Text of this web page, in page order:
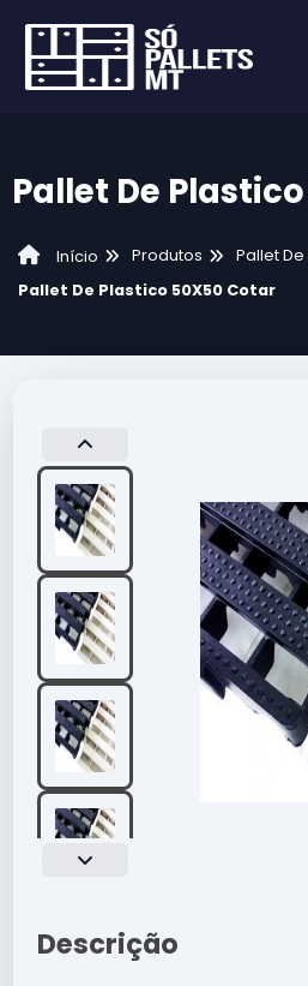
Pallet De
Início Produtos
Pallet
Pallet De Plastico 50X50 Cotar
Descrição